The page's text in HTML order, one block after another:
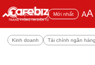
Đọc nhiều Mới nhất AA
Kinh doanh Tài chính ngân hàng